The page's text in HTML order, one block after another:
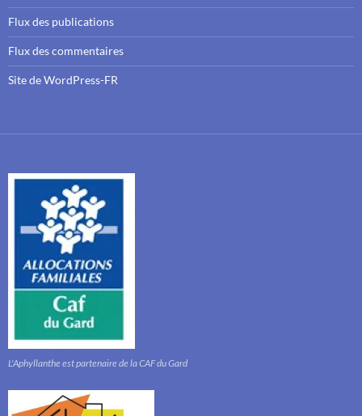
Flux des publications
Flux des commentaires
Site de WordPress-FR
L'Aphyllanthe est partenaire de la CAF du Gard